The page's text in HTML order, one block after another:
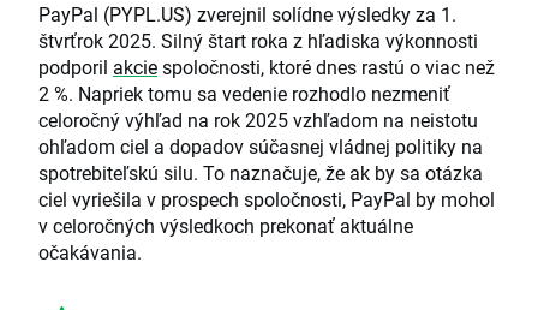
PayPal (PYPL.US) zverejnil solídne výsledky za 1.
štvrťrok 2025. Silný štart roka z hľadiska výkonnosti
podporil akciespoločnosti, ktoré dnes rastú o viac než
2 %. Napriek tomu sa vedenie rozhodlo nezmeniť
celoročný výhľad na rok 2025 vzhľadom na neistotu
ohľadom ciel a dopadov súčasnej vládnej politiky na
spotrebiteľskú silu. To naznačuje, že ak by sa otázka
ciel vyriešila v prospech spoločnosti, PayPal by mohol
v celoročných výsledkoch prekonať aktuálne
očakávania.